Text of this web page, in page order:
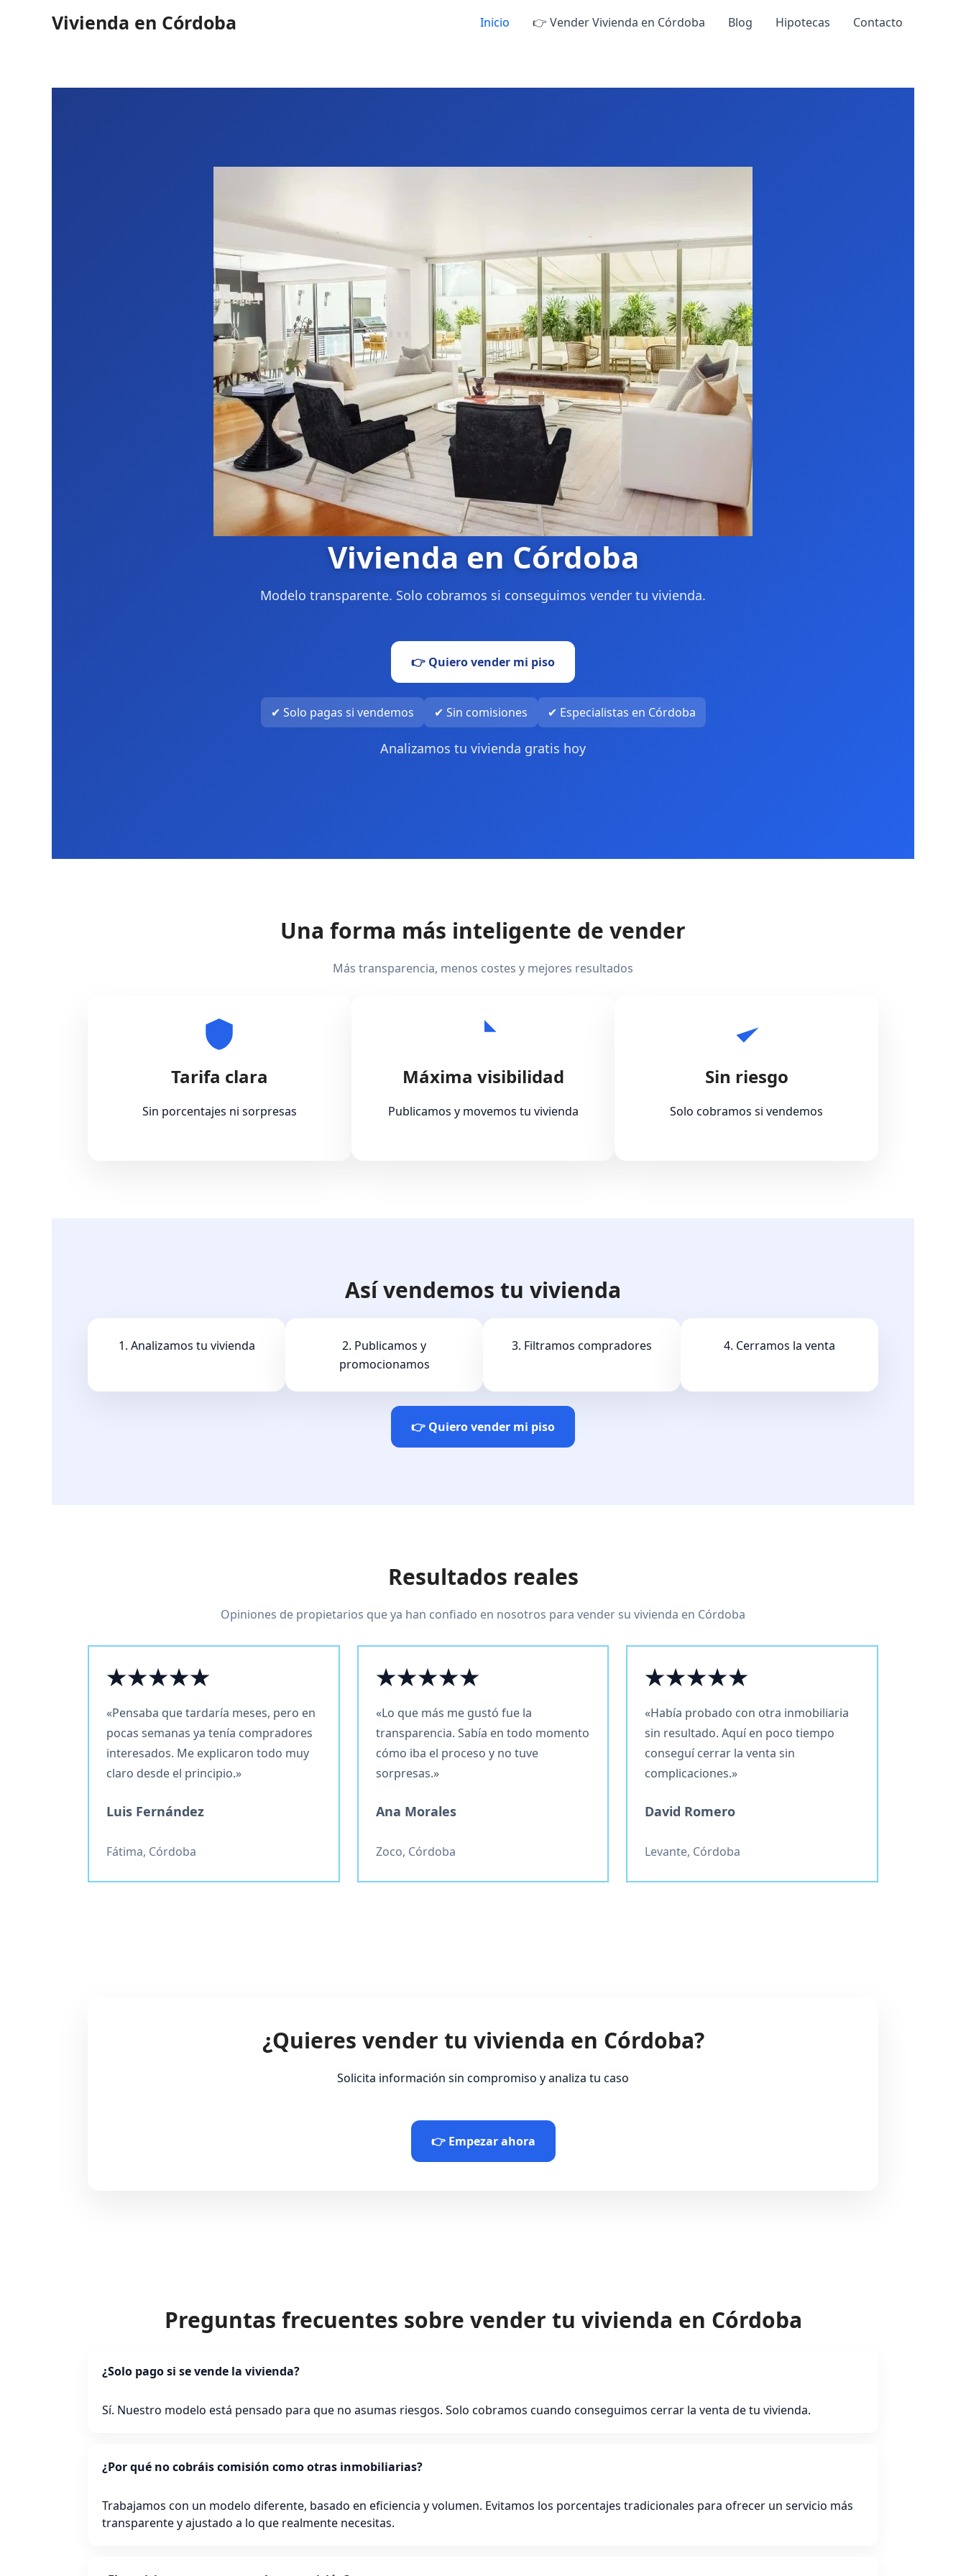
Vivienda en Córdoba Inicio 👉 Vender Vivienda en Córdoba Blog Hipotecas Contacto
Vivienda en Córdoba
Modelo transparente. Solo cobramos si conseguimos vender tu vivienda.
👉 Quiero vender mi piso
✔ Solo pagas si vendemos ✔ Sin comisiones ✔ Especialistas en Córdoba
Analizamos tu vivienda gratis hoy
Una forma más inteligente de vender
Más transparencia, menos costes y mejores resultados
Tarifa clara
Sin porcentajes ni sorpresas
Máxima visibilidad
Publicamos y movemos tu vivienda
Sin riesgo
Solo cobramos si vendemos
Así vendemos tu vivienda
1. Analizamos tu vivienda
2. Publicamos y
promocionamos
3. Filtramos compradores 4. Cerramos la venta
👉 Quiero vender mi piso
Resultados reales
Opiniones de propietarios que ya han confiado en nosotros para vender su vivienda en Córdoba
★★★★★
«Pensaba que tardaría meses, pero en
pocas semanas ya tenía compradores
interesados. Me explicaron todo muy
claro desde el principio.»
Luis Fernández
Fátima, Córdoba
★★★★★
«Lo que más me gustó fue la
transparencia. Sabía en todo momento
cómo iba el proceso y no tuve
sorpresas.»
Ana Morales
Zoco, Córdoba
★★★★★
«Había probado con otra inmobiliaria
sin resultado. Aquí en poco tiempo
conseguí cerrar la venta sin
complicaciones.»
David Romero
Levante, Córdoba
¿Quieres vender tu vivienda en Córdoba?
Solicita información sin compromiso y analiza tu caso
👉 Empezar ahora
Preguntas frecuentes sobre vender tu vivienda en Córdoba
¿Solo pago si se vende la vivienda?
Sí. Nuestro modelo está pensado para que no asumas riesgos. Solo cobramos cuando conseguimos cerrar la venta de tu vivienda.
¿Por qué no cobráis comisión como otras inmobiliarias?
Trabajamos con un modelo diferente, basado en eficiencia y volumen. Evitamos los porcentajes tradicionales para ofrecer un servicio más
transparente y ajustado a lo que realmente necesitas.